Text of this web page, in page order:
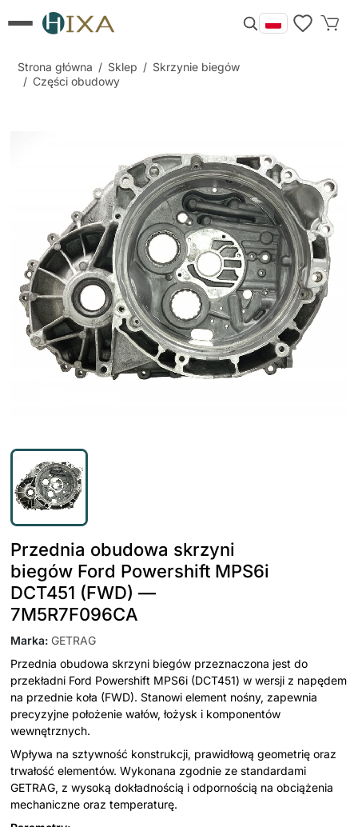
Strona główna / Sklep / Skrzynie biegów
/ Części obudowy
Przednia obudowa skrzyni
biegów Ford Powershift MPS6i
DCT451 (FWD) —
7M5R7F096CA
Marka: GETRAG
Przednia obudowa skrzyni biegów przeznaczona jest do
przekładni Ford Powershift MPS6i (DCT451) w wersji z napędem
na przednie koła (FWD). Stanowi element nośny, zapewnia
precyzyjne położenie wałów, łożysk i komponentów
wewnętrznych.
Wpływa na sztywność konstrukcji, prawidłową geometrię oraz
trwałość elementów. Wykonana zgodnie ze standardami
GETRAG, z wysoką dokładnością i odpornością na obciążenia
mechaniczne oraz temperaturę.